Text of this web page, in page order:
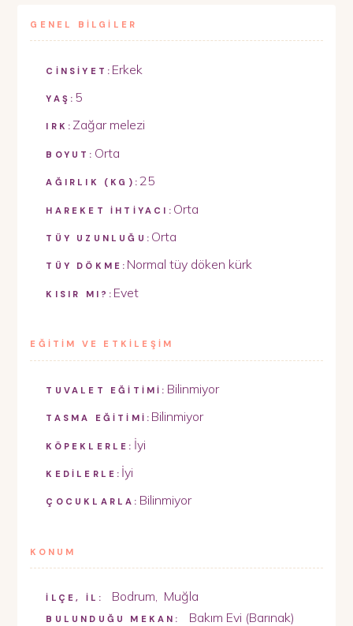
GENEL BİLGİLER
CİNSİYET: Erkek
YAŞ: 5
IRK: Zağar melezi
BOYUT: Orta
AĞIRLIK (KG): 25
HAREKET İHTİYACI: Orta
TÜY UZUNLUĞU: Orta
TÜY DÖKME: Normal tüy döken kürk
KISIR MI?: Evet
EĞİTİM VE ETKİLEŞİM
TUVALET EĞİTİMİ: Bilinmiyor
TASMA EĞİTİMİ: Bilinmiyor
KÖPEKLERLE: İyi
KEDİLERLE: İyi
ÇOCUKLARLA: Bilinmiyor
KONUM
İLÇE, İL: Bodrum, Muğla
BULUNDUĞU MEKAN: Bakım Evi (Barınak)